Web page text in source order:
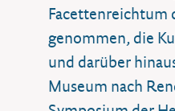
Facettenreichtum
genommen, die
und darüber
Museum nach